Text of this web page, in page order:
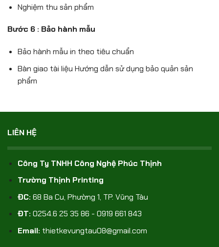
Nghiệm thu sản phẩm
Bước 6 : Bảo hành mẫu
Bảo hành mẫu in theo tiêu chuẩn
Bàn giao tài liệu Hướng dẫn sử dụng bảo quản sản
phẩm
LIÊN HỆ
Công Ty TNHH Công Nghệ Phúc Thịnh
Trường Thịnh Printing
ĐC: 68 Ba Cu, Phường 1, TP. Vũng Tàu
ĐT: 0254.6 25 35 86 - 0919 661 843
Email: thietkevungtau08@gmail.com